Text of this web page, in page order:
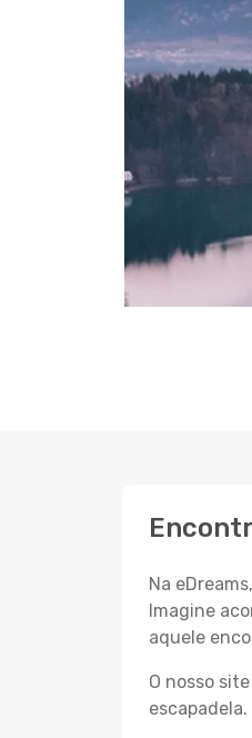
Na
Imagine
aquele
O nosso